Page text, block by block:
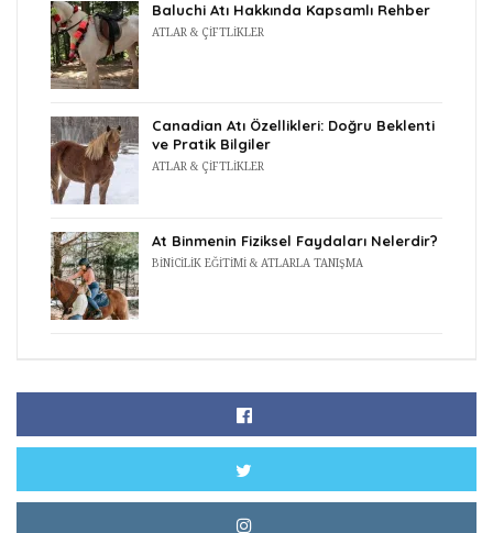
Baluchi Atı Hakkında Kapsamlı Rehber
ATLAR & ÇIFTLIKLER
Canadian Atı Özellikleri: Doğru Beklenti
ve Pratik Bilgiler
ATLAR & ÇIFTLIKLER
At Binmenin Fiziksel Faydaları Nelerdir?
BINICILIK EĞITIMI & ATLARLA TANIŞMA